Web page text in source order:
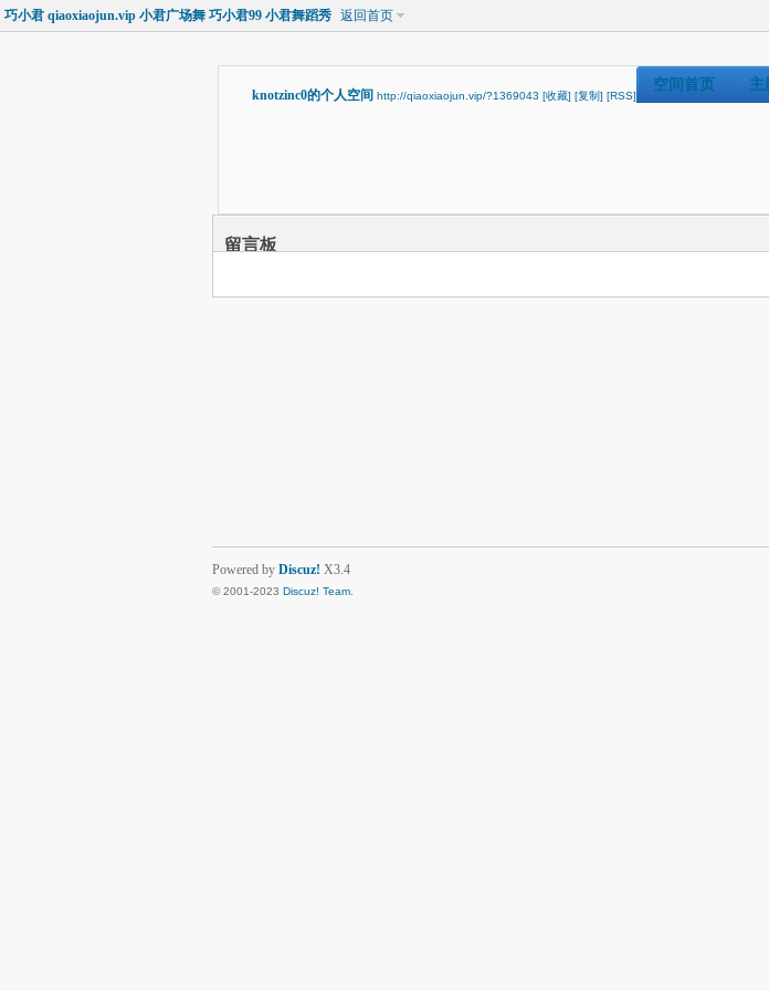
巧小君 qiaoxiaojun.vip 小君广场舞 巧小君99 小君舞蹈秀 返回首页
knotzinc0的个人空间 http://qiaoxiaojun.vip/?1369043 [收藏] [复制] [RSS]
空间首页 主
留言板
Powered by Discuz! X3.4
© 2001-2023 Discuz! Team